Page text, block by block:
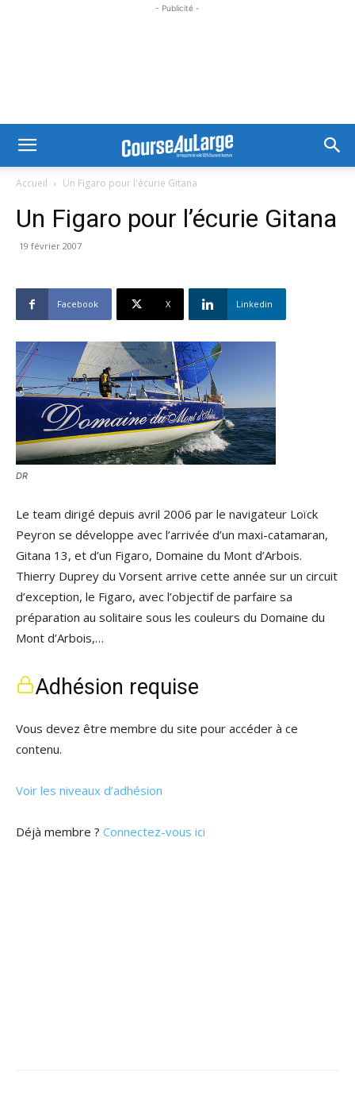
- Publicité -
Accueil Un Figaro pour l'écurie Gitana
Un Figaro pour l’écurie Gitana
19 février 2007
Facebook X Linkedin
DR
Le team dirigé depuis avril 2006 par le navigateur Loïck
Peyron se développe avec l’arrivée d’un maxi-catamaran,
Gitana 13, et d’un Figaro, Domaine du Mont d’Arbois.
Thierry Duprey du Vorsent arrive cette année sur un circuit
d’exception, le Figaro, avec l’objectif de parfaire sa
préparation au solitaire sous les couleurs du Domaine du
Mont d’Arbois,…
Adhésion requise
Vous devez être membre du site pour accéder à ce
contenu.
Voir les niveaux d’adhésion
Déjà membre ? Connectez-vous ici